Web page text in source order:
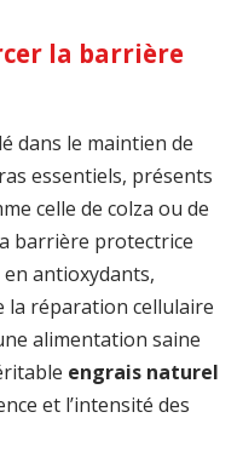
la barrière
dans le maintien de
essentiels, présents
celle de colza ou de
barrière protectrice
antioxydants,
la réparation cellulaire
alimentation saine
engrais naturel
et l’intensité des